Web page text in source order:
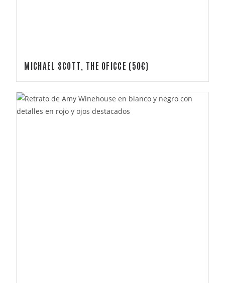
MICHAEL SCOTT, THE OFICCE (50€)